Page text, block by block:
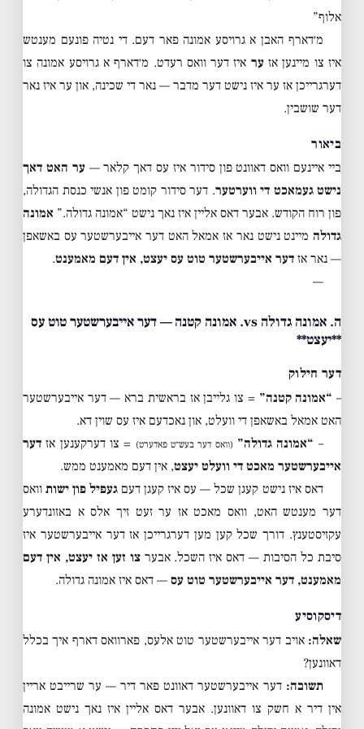
אלוף”
מ׳דארף האבן א גרויסע אמונה פאר דעם. די נטיה פונעם מענטש
איז צו מיינען אזער איז דער וואס רעדט. מ׳דארף א גרויסע אמונה צו
דערגרייכן אז ער איז נישט דער מדבר — נאר די שכינה, און ער איז נאר
דער שושבין.
ביאור
ביי איינעם וואס דאוונט פון סידור איז עס דאך קלאר —ער האט דאך
נישט געמאכט די ווערטער. דער סידור קומט פון אנשי כנסת הגדולה,
פון רוח הקודש. אבער דאס אליין איז נאך נישט “אמונה גדולה.” אמונה
גדולה מיינט נישט נאר אז אמאל האט דער אייבערשטער עס באשאפן
— נאר אז דער אייבערשטער טוט עס יעצט, אין דעם מאמענט.
—
ה. אמונה גדולה vs. אמונה קטנה — דער אייבערשטער טוט עס
**יעצט**
דער חילוק
– “אמונה קטנה” = צו גלייבן אז בראשית ברא — דער אייבערשטער
האט אמאל באשאפן די וועלט, און נאכדעם איז עס שוין דא.
– “אמונה גדולה” (וואס דער בעש״ט פאדערט) = צו דערקענען אז דער
אייבערשטער מאכט די וועלט יעצט, אין דעם מאמענט ממש.
דאס איז נישט קעגן שכל — עס איז קעגן דעם געפיל פון ישותוואס
דער מענטש האט, וואס מאכט אז ער זעט זיך אלס א באזונדערע
עקזיסטענץ. דורך שכל קען מען דערגרייכן אז דער אייבערשטער איז
סיבת כל הסיבות — דאס איז השכל. אבערצו זען אז יעצט, אין דעם
מאמענט, דער אייבערשטער טוט עס — דאס איז אמונה גדולה.
דיסקוסיע
שאלה: אויב דער אייבערשטער טוט אלעס, פארוואס דארף איך בכלל
דאוונען?
תשובה: דער אייבערשטער דאוונט פאר דיר — ער שרייבט אריין
אין דיר א חשק צו דאוונען. אבער דאס אליין איז נאך נישט אמונה